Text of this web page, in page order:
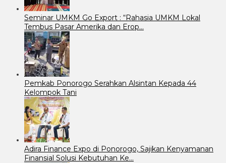
Seminar UMKM Go Export : “Rahasia UMKM Lokal
Tembus Pasar Amerika dan Erop…
Pemkab Ponorogo Serahkan Alsintan Kepada 44
Kelompok Tani
Adira Finance Expo di Ponorogo, Sajikan Kenyamanan
Finansial Solusi Kebutuhan Ke…